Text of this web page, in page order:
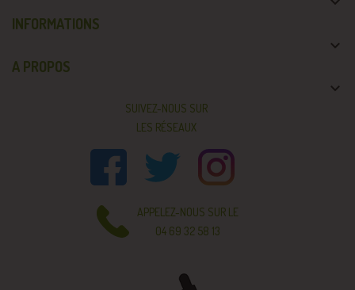
INFORMATIONS

A PROPOS

SUIVEZ-NOUS SUR
LES RÉSEAUX
APPELEZ-NOUS SUR LE
04 69 32 58 13